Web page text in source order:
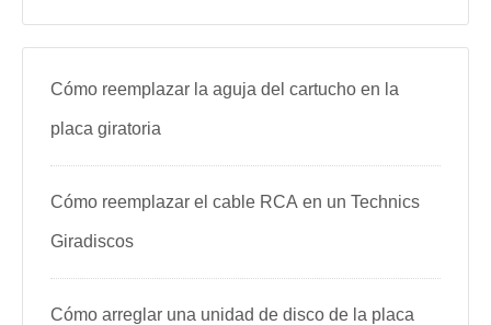
Cómo reemplazar la aguja del cartucho en la
placa giratoria
Cómo reemplazar el cable RCA en un Technics
Giradiscos
Cómo arreglar una unidad de disco de la placa